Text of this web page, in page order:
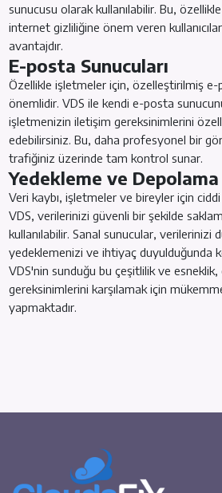
sunucusu olarak kullanılabilir. Bu,
internet gizliliğine önem veren
avantajdır.
E-posta Sunucuları
Özellikle işletmeler için, özelleştirilmiş
önemlidir. VDS ile kendi e-posta
işletmenizin iletişim gereksinimlerini
edebilirsiniz. Bu, daha profesyonel bir
trafiğiniz üzerinde tam kontrol sunar.
Yedekleme ve Depolama
Veri kaybı, işletmeler ve bireyler için
VDS, verilerinizi güvenli bir şekilde
kullanılabilir. Sanal sunucular, verilerinizi
yedeklemenizi ve ihtiyaç duyulduğunda
VDS'nin sunduğu bu çeşitlilik ve
gereksinimlerini karşılamak için
yapmaktadır.